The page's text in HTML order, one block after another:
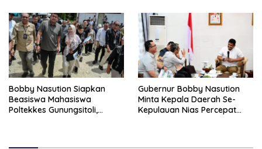
Beragam Senjata Disita
Bobby Nasution Siapkan
Beasiswa Mahasiswa
Poltekkes Gunungsitoli,
Gubernur Bobby Nasution
Minta Kepala Daerah Se-
Kepulauan Nias Percepat